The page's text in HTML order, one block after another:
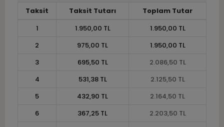
Taksit Taksit Tutarı
Toplam Tutar
1
1.950,00 TL
1.950,00 TL
2
975,00 TL
1.950,00 TL
3
695,50 TL
2.086,50 TL
4
531,38 TL
2.125,50 TL
5
432,90 TL
2.164,50 TL
6
367,25 TL
2.203,50 TL